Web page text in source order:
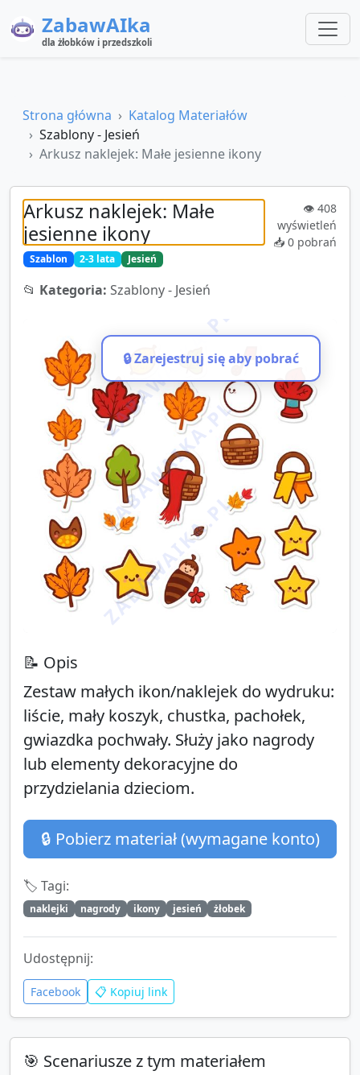
ZabawAIka
dla żłobków i przedszkoli
Strona główna
Katalog Materiałów
Szablony - Jesień
Arkusz naklejek: Małe jesienne ikony
Arkusz naklejek: Małe
jesienne ikony
Szablon 2-3 lata Jesień
👁️ 408
wyświetleń
📥 0 pobrań
📂 Kategoria: Szablony - Jesień
ZABAWAIKA.PL
ZABAWAIKA.PL
ZABAWAIKA.PL
🔒 Zarejestruj się aby pobrać
📝 Opis
Zestaw małych ikon/naklejek do wydruku:
liście, mały koszyk, chustka, pachołek,
gwiazdka pochwały. Służy jako nagrody
lub elementy dekoracyjne do
przydzielania dzieciom.
🔒 Pobierz materiał (wymagane konto)
🏷️ Tagi:
naklejki nagrody ikony jesień żłobek
Udostępnij:
Facebook 📋 Kopiuj link
🎯 Scenariusze z tym materiałem